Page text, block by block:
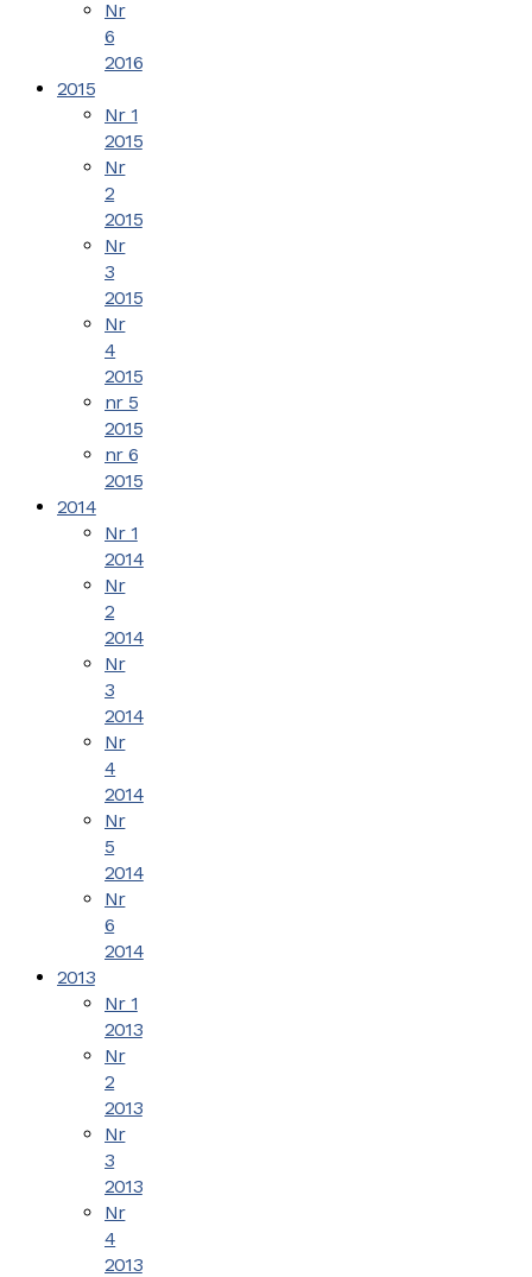
Nr
6
2016
2015
Nr 1
2015
Nr
2
2015
Nr
3
2015
Nr
4
2015
nr 5
2015
nr 6
2015
2014
Nr 1
2014
Nr
2
2014
Nr
3
2014
Nr
4
2014
Nr
5
2014
Nr
6
2014
2013
Nr 1
2013
Nr
2
2013
Nr
3
2013
Nr
4
2013